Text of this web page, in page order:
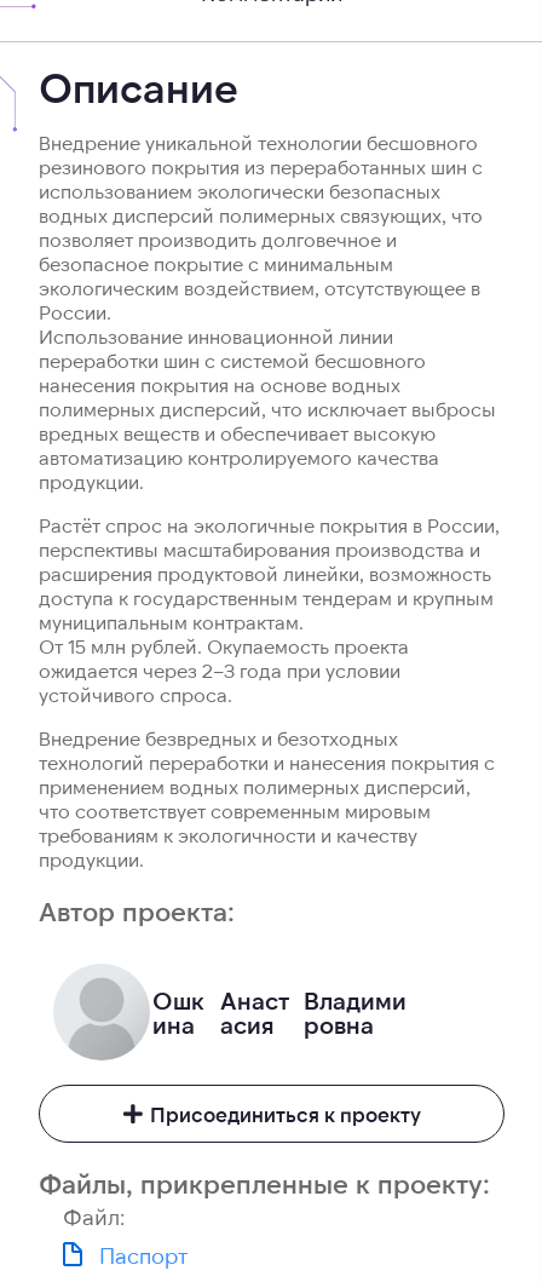
Описание
Внедрение уникальной технологии бесшовного
резинового покрытия из переработанных шин с
использованием экологически безопасных
водных дисперсий полимерных связующих, что
позволяет производить долговечное и
безопасное покрытие с минимальным
экологическим воздействием, отсутствующее в
России.
Использование инновационной линии
переработки шин с системой бесшовного
нанесения покрытия на основе водных
полимерных дисперсий, что исключает выбросы
вредных веществ и обеспечивает высокую
автоматизацию контролируемого качества
продукции.
Растёт спрос на экологичные покрытия в России,
перспективы масштабирования производства и
расширения продуктовой линейки, возможность
доступа к государственным тендерам и крупным
муниципальным контрактам.
От 15 млн рублей. Окупаемость проекта
ожидается через 2–3 года при условии
устойчивого спроса.
Внедрение безвредных и безотходных
технологий переработки и нанесения покрытия с
применением водных полимерных дисперсий,
что соответствует современным мировым
требованиям к экологичности и качеству
продукции.
Автор проекта:
Ошк
ина
Анаст
асия
Владими
ровна
Присоединиться к проекту
Файлы, прикрепленные к проекту:
Файл:
Паспорт